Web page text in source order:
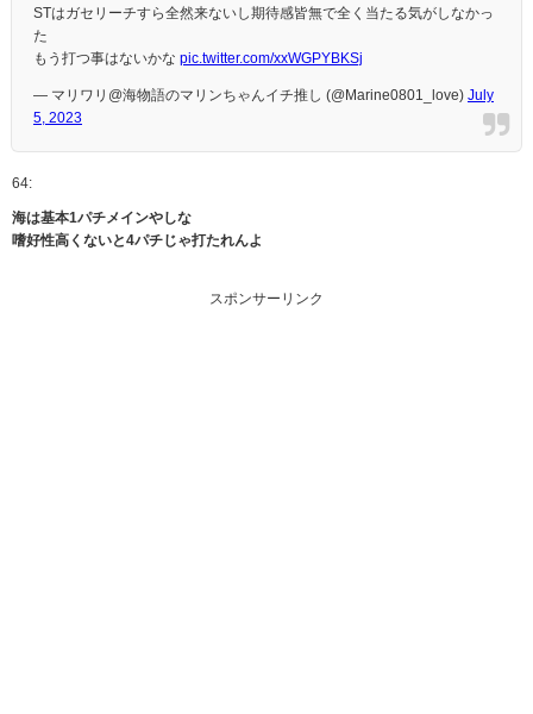
STはガセリーチすら全然来ないし期待感皆無で全く当たる気がしなかっ
た
もう打つ事はないかな pic.twitter.com/xxWGPYBKSj
— マリワリ@海物語のマリンちゃんイチ推し (@Marine0801_love) July
5, 2023
64:
海は基本1パチメインやしな
嗜好性高くないと4パチじゃ打たれんよ
スポンサーリンク